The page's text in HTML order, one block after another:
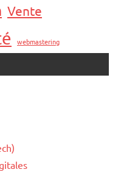
Vente
webmastering